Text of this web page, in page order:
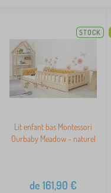
STOCK
Lit enfant bas Montessori
Ourbaby Meadow - naturel
de 161,90 €